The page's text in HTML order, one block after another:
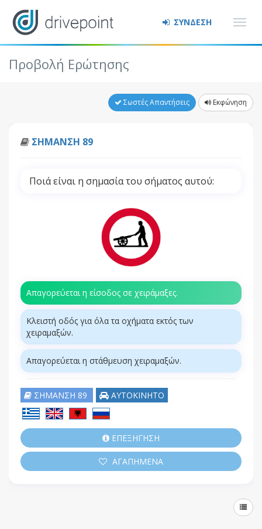
ΣΥΝΔΕΣΗ
Προβολή Ερώτησης
Σωστές Απαντήσεις Εκφώνηση
ΣΗΜΑΝΣΗ 89
Ποιά είναι η σημασία του σήματος αυτού:
Απαγορεύεται η είσοδος σε χειράμαξες.
Κλειστή οδός για όλα τα οχήματα εκτός των
χειραμαξών.
Απαγορεύεται η στάθμευση χειραμαξών.
ΣΗΜΑΝΣΗ 89 ΑΥΤΟΚΙΝΗΤΟ
ΕΠΕΞΗΓΗΣΗ
ΑΓΑΠΗΜΕΝΑ